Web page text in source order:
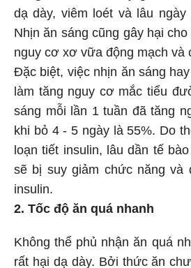
dạ dày, viêm loét và lâu ngày
Nhịn ăn sáng cũng gây hại
nguy cơ xơ vữa động mạch và
Đặc biệt, việc nhịn ăn sáng
làm tăng nguy cơ mắc tiểu
sáng mỗi lần 1 tuần đã tăng
khi bỏ 4 - 5 ngày là 55%. Do
loạn tiết insulin, lâu dần tế
sẽ bị suy giảm chức năng và
insulin.
2. Tốc độ ăn quá nhanh
Không thể phủ nhận ăn quá
rất hại dạ dày. Bởi thức ăn